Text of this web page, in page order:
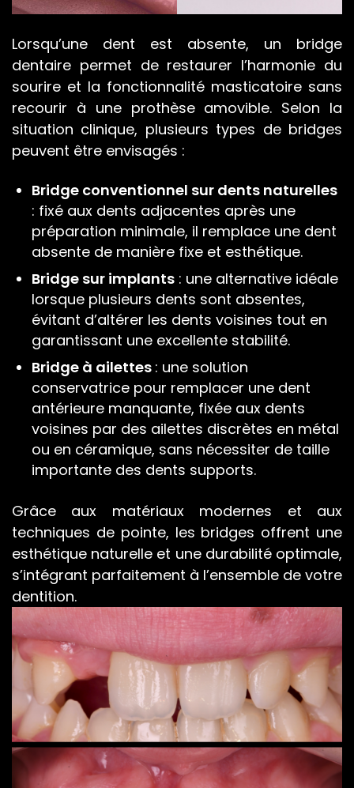
Lorsqu’une dent est absente, un bridge
dentaire permet de restaurer l’harmonie du
sourire et la fonctionnalité masticatoire sans
recourir à une prothèse amovible. Selon la
situation clinique, plusieurs types de bridges
peuvent être envisagés :
Bridge conventionnel sur dents naturelles
: fixé aux dents adjacentes après une
préparation minimale, il remplace une dent
absente de manière fixe et esthétique.
Bridge sur implants : une alternative idéale
lorsque plusieurs dents sont absentes,
évitant d’altérer les dents voisines tout en
garantissant une excellente stabilité.
Bridge à ailettes : une solution
conservatrice pour remplacer une dent
antérieure manquante, fixée aux dents
voisines par des ailettes discrètes en métal
ou en céramique, sans nécessiter de taille
importante des dents supports.
Grâce aux matériaux modernes et aux
techniques de pointe, les bridges offrent une
esthétique naturelle et une durabilité optimale,
s’intégrant parfaitement à l’ensemble de votre
dentition.